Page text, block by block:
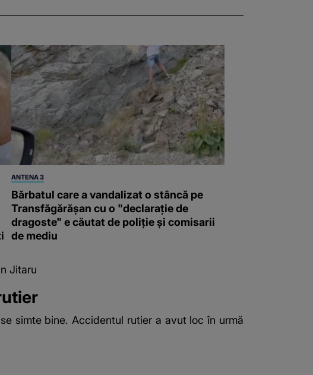
ANTENA 3
Bărbatul care a vandalizat o stâncă pe
Transfăgărășan cu o "declaraţie de
dragoste" e căutat de poliție și comisarii
de mediu
Jitaru
simte bine. Accidentul rutier a avut loc în urmă